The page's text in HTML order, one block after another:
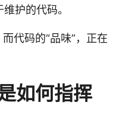
护的代码。
代码的“品味”，正在
如何指挥